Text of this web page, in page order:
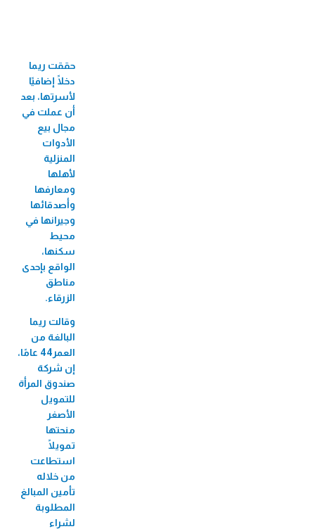
82 منحة جامعية
3,424 مستفيد/
270,930 مستفيد/ة من التأمين
حققت ريما
دخلًا إضافيًا
لأسرتها، بعد
أن عملت في
مجال بيع
الأدوات
المنزلية
لأهلها
ومعارفها
وأصدقائها
وجيرانها في
محيط
سكنها،
الواقع بإحدى
مناطق
الزرقاء.
وقالت ريما
البالغة من
العمر44 عامًا،
إن شركة
صندوق المرأة
للتمويل
الأصغر
منحتها
تمويلًا
استطاعت
من خلاله
تأمين المبالغ
المطلوبة
لشراء